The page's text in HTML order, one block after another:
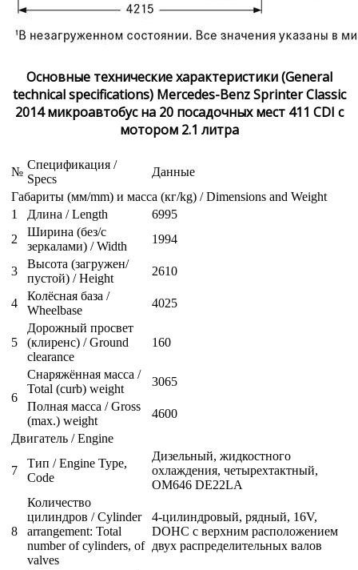
Основные технические характеристики (General
technical specifications) Mercedes-Benz Sprinter Classic
2014 микроавтобус на 20 посадочных мест 411 CDI с
мотором 2.1 литра
№
Спецификация /
Specs
Данные
Габариты (мм/mm) и масса (кг/kg) / Dimensions and Weight
1
Длина / Length
6995
2
Ширина (без/с
зеркалами) / Width
1994
3
Высота (загружен/
пустой) / Height
2610
4
Колёсная база /
Wheelbase
4025
5
Дорожный просвет
(клиренс) / Ground
clearance
160
6
Снаряжённая масса /
Total (curb) weight
3065
Полная масса / Gross
(max.) weight
4600
Двигатель / Engine
7
Тип / Engine Type,
Code
Дизельный, жидкостного
охлаждения, четырехтактный,
OM646 DE22LA
8
Количество
цилиндров / Cylinder
arrangement: Total
number of cylinders, of
valves
4-цилиндровый, рядный, 16V,
DOHC с верхним расположением
двух распределительных валов